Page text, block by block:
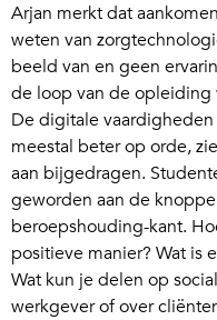
Arjan merkt dat
weten van
beeld van en geen
de loop van de opleiding
De digitale
meestal beter op orde,
aan bijgedragen.
geworden aan de
beroepshouding-kant.
positieve manier? Wat is
Wat kun je delen op
werkgever of over